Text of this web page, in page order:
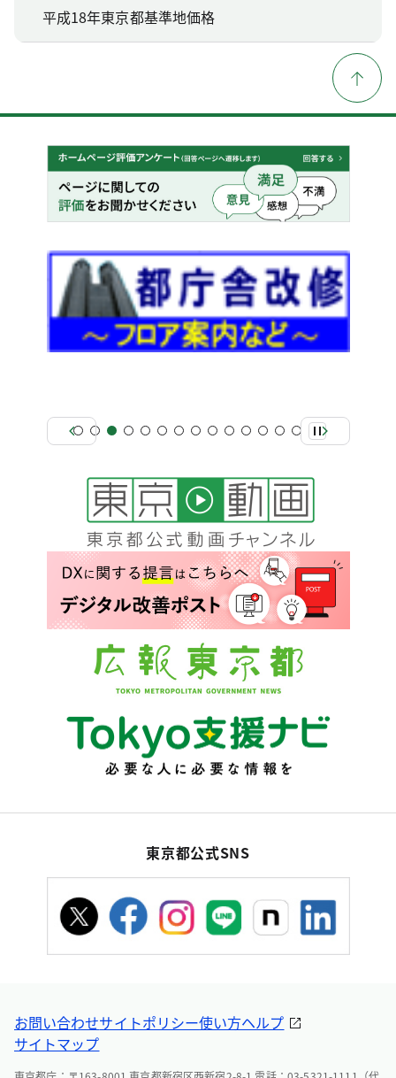
平成18年東京都基準地価格
東京都公式SNS
お問い合わせサイトポリシー使い方ヘルプ
サイトマップ